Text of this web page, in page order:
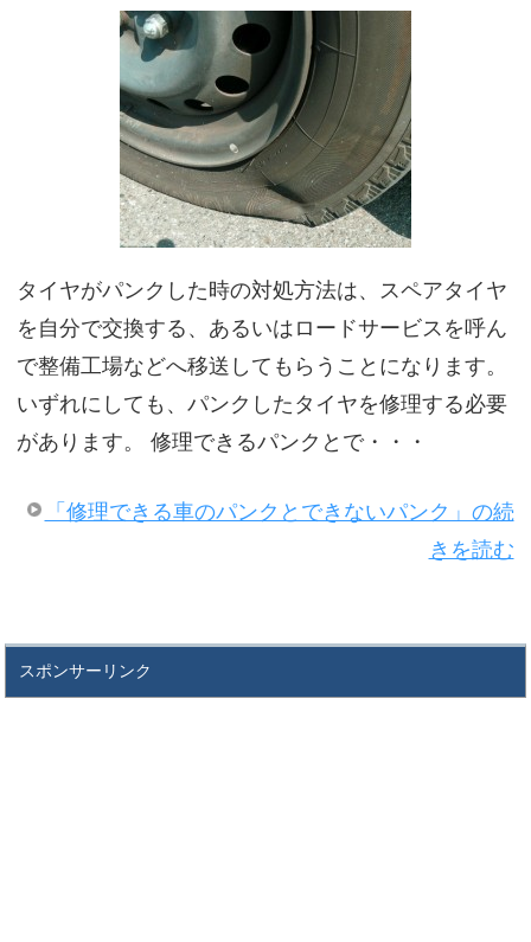
タイヤがパンクした時の対処方法は、スペアタイヤ
を自分で交換する、あるいはロードサービスを呼ん
で整備工場などへ移送してもらうことになります。
いずれにしても、パンクしたタイヤを修理する必要
があります。 修理できるパンクとで・・・
「修理できる車のパンクとできないパンク」の続
きを読む
スポンサーリンク